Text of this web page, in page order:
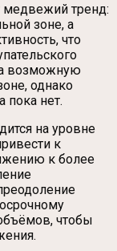
медвежий тренд:
зоне, а
что
возможную
однако
пока нет.
на уровне
к
к более
чтобы